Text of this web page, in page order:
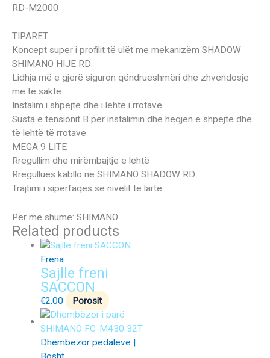
RD-M2000
TIPARET
Koncept super i profilit të ulët me mekanizëm SHADOW
SHIMANO HIJE RD
Lidhja më e gjerë siguron qëndrueshmëri dhe zhvendosje
më të saktë
Instalim i shpejtë dhe i lehtë i rrotave
Susta e tensionit B për instalimin dhe heqjen e shpejtë dhe
të lehtë të rrotave
MEGA 9 LITE
Rregullim dhe mirëmbajtje e lehtë
Rregullues kabllo në SHIMANO SHADOW RD
Trajtimi i sipërfaqes së nivelit të lartë
Për më shumë: SHIMANO
Related products
Frena
Sajlle freni
SACCON
€2.00 Porosit
Dhëmbëzor pedaleve |